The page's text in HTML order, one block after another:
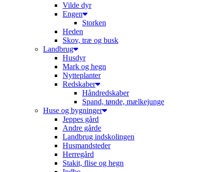
Vilde dyr
Engen
Storken
Heden
Skov, træ og busk
Landbrug
Husdyr
Mark og hegn
Nytteplanter
Redskaber
Håndredskaber
Spand, tønde, mælkejunge
Huse og bygninger
Jeppes gård
Andre gårde
Landbrug indskolingen
Husmandsteder
Herregård
Stakit, flise og hegn